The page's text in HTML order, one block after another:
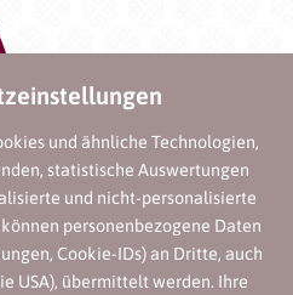
und ähnliche Technologien,
statistische Auswertungen
und nicht-personalisierte
personenbezogene Daten
Cookie-IDs) an Dritte, auch
USA), übermittelt werden. Ihre